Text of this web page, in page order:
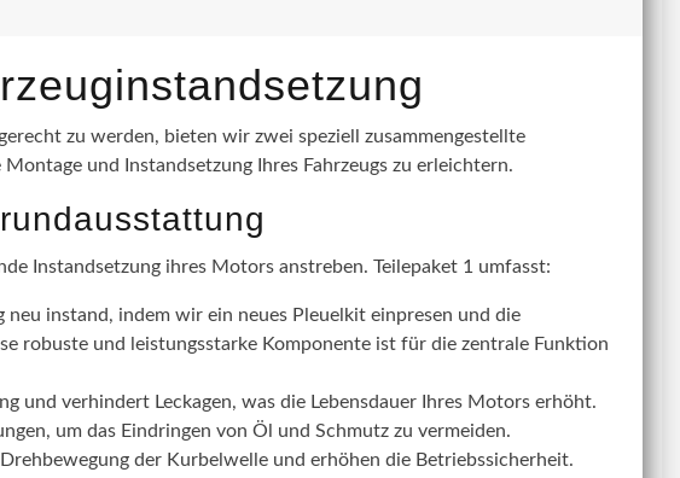
zu werden, bieten wir zwei speziell zusammengestellte
und Instandsetzung Ihres Fahrzeugs zu erleichtern.
Instandsetzung ihres Motors anstreben. Teilepaket 1 umfasst:
instand, indem wir ein neues Pleuelkit einpresen und die
robuste und leistungsstarke Komponente ist für die zentrale Funktion
und verhindert Leckagen, was die Lebensdauer Ihres Motors erhöht.
um das Eindringen von Öl und Schmutz zu vermeiden.
der Kurbelwelle und erhöhen die Betriebssicherheit.